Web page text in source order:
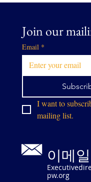
Join our
Email *
I want to
mailing list.
이메일
pw.org